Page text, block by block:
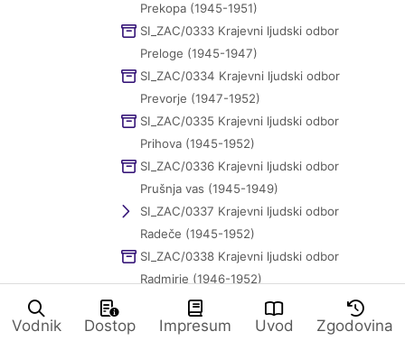
Vodnik Dostop Impresum Uvod Zgodovina
Prekopa (1945-1951)
SI_ZAC/0333 Krajevni ljudski odbor
Preloge (1945-1947)
SI_ZAC/0334 Krajevni ljudski odbor
Prevorje (1947-1952)
SI_ZAC/0335 Krajevni ljudski odbor
Prihova (1945-1952)
SI_ZAC/0336 Krajevni ljudski odbor
Prušnja vas (1945-1949)
SI_ZAC/0337 Krajevni ljudski odbor
Radeče (1945-1952)
SI_ZAC/0338 Krajevni ljudski odbor
Radmirje (1946-1952)
SI_ZAC/0339 Krajevni ljudski odbor
Rajhenburg (1945-1952)